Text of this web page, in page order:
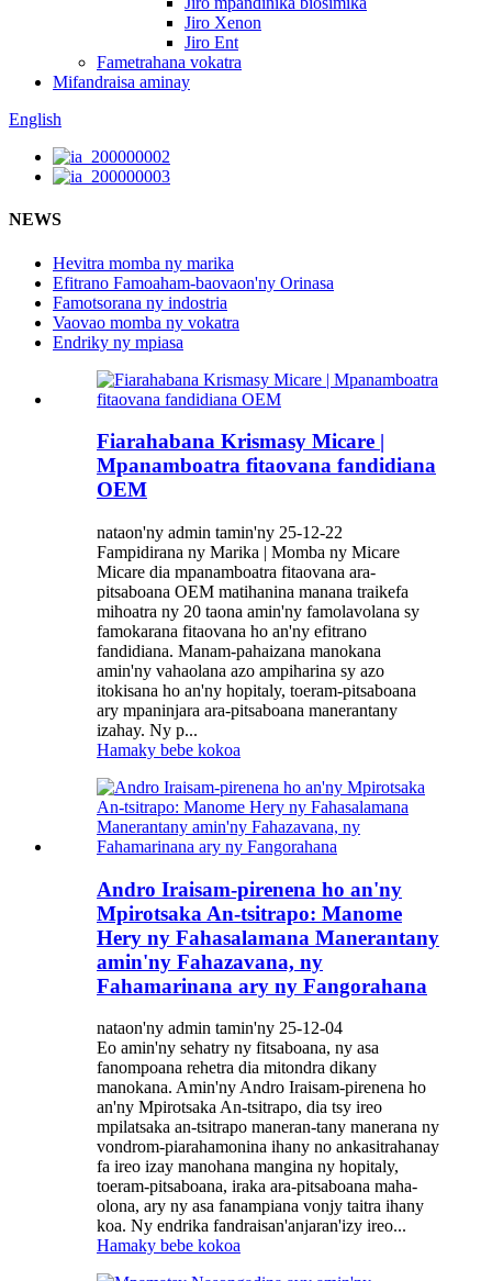
Jiro Xenon
Jiro Ent
Fametrahana vokatra
Mifandraisa aminay
English
NEWS
Hevitra momba ny marika
Efitrano Famoaham-baovaon'ny Orinasa
Famotsorana ny indostria
Vaovao momba ny vokatra
Endriky ny mpiasa
Fiarahabana Krismasy Micare |
Mpanamboatra fitaovana fandidiana
OEM
nataon'ny admin tamin'ny 25-12-22
Fampidirana ny Marika | Momba ny Micare
Micare dia mpanamboatra fitaovana ara-
pitsaboana OEM matihanina manana traikefa
mihoatra ny 20 taona amin'ny famolavolana sy
famokarana fitaovana ho an'ny efitrano
fandidiana. Manam-pahaizana manokana
amin'ny vahaolana azo ampiharina sy azo
itokisana ho an'ny hopitaly, toeram-pitsaboana
ary mpaninjara ara-pitsaboana manerantany
izahay. Ny p...
Hamaky bebe kokoa
Andro Iraisam-pirenena ho an'ny
Mpirotsaka An-tsitrapo: Manome
Hery ny Fahasalamana Manerantany
amin'ny Fahazavana, ny
Fahamarinana ary ny Fangorahana
nataon'ny admin tamin'ny 25-12-04
Eo amin'ny sehatry ny fitsaboana, ny asa
fanompoana rehetra dia mitondra dikany
manokana. Amin'ny Andro Iraisam-pirenena ho
an'ny Mpirotsaka An-tsitrapo, dia tsy ireo
mpilatsaka an-tsitrapo maneran-tany manerana ny
vondrom-piarahamonina ihany no ankasitrahanay
fa ireo izay manohana mangina ny hopitaly,
toeram-pitsaboana, iraka ara-pitsaboana maha-
olona, ​​ary ny asa fanampiana vonjy taitra ihany
koa. Ny endrika fandraisan'anjaran'izy ireo...
Hamaky bebe kokoa